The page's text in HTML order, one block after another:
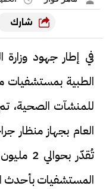
شارك
في إطار جهود
الطبية بمستشفيات
للمنشآت الصحية،
العام بجهاز منظار
تُقدّر
المستشفيات بأحدث